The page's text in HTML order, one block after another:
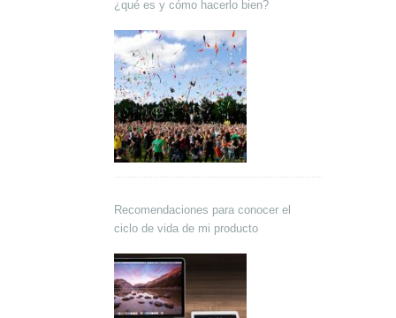
¿qué es y cómo hacerlo bien?
Recomendaciones para conocer el
ciclo de vida de mi producto